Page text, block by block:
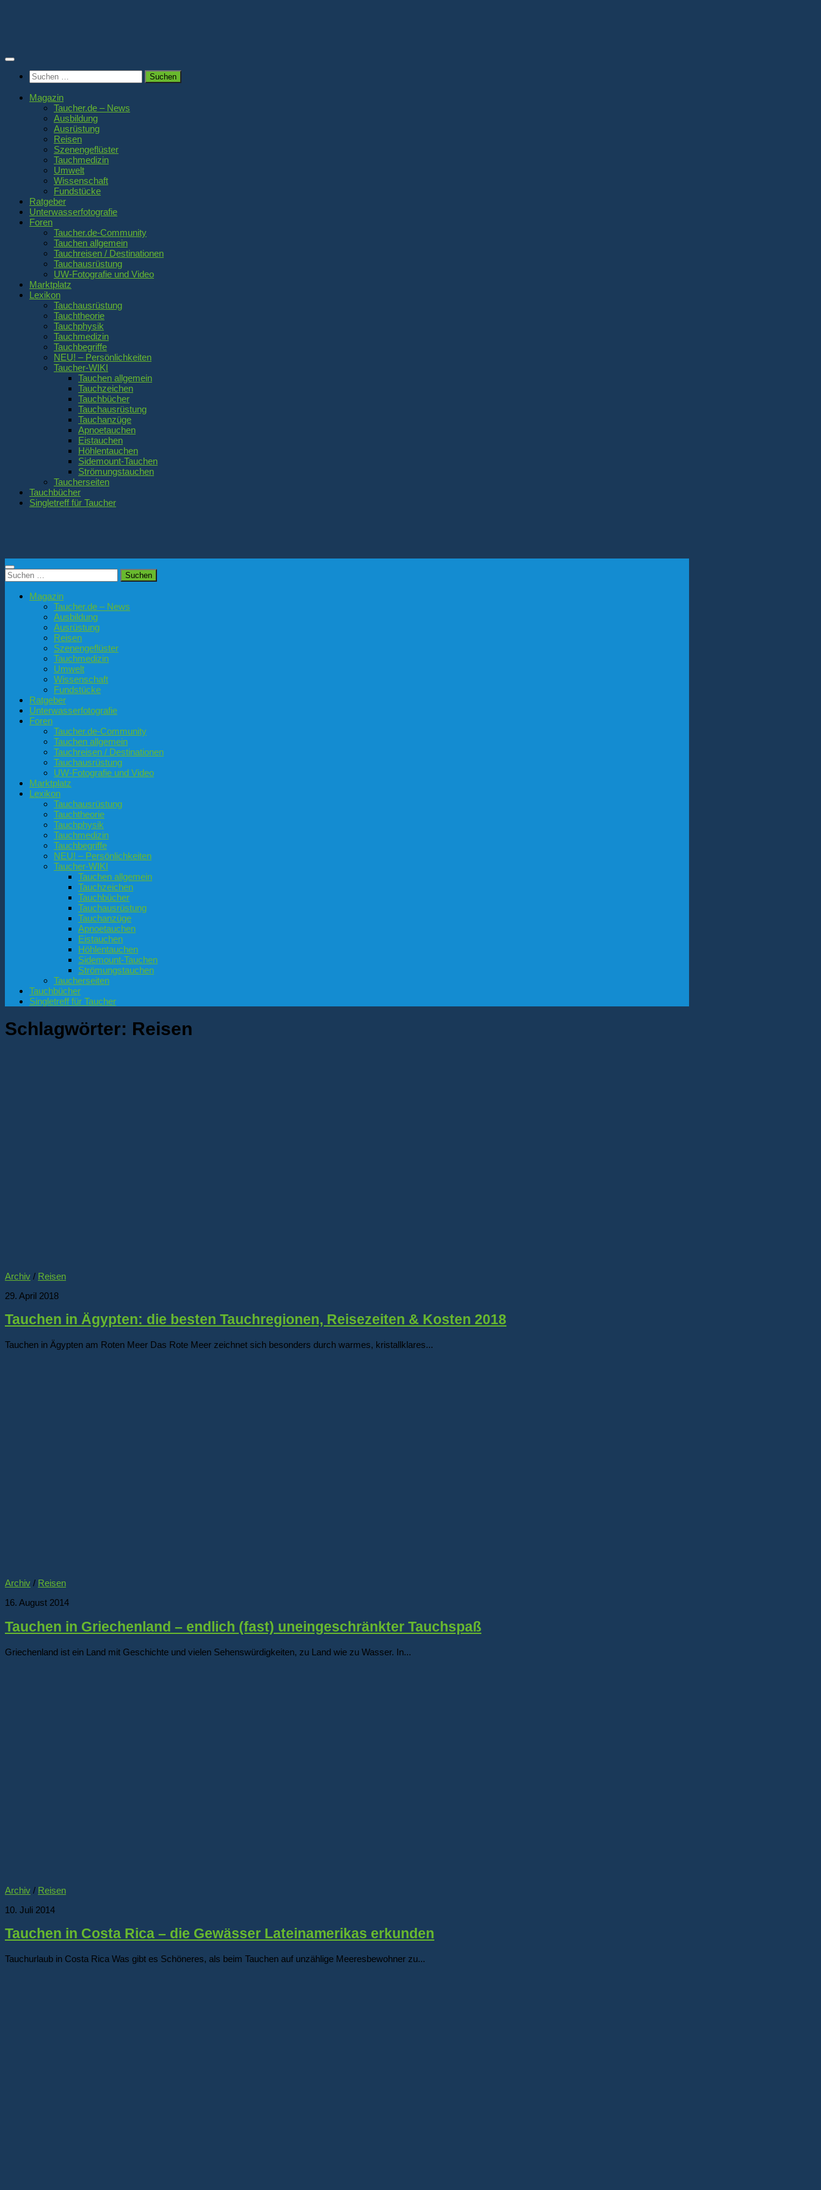
Suchen
nach:
Magazin
Taucher.de – News
Ausbildung
Ausrüstung
Reisen
Szenengeflüster
Tauchmedizin
Umwelt
Wissenschaft
Fundstücke
Ratgeber
Unterwasserfotografie
Foren
Taucher.de-Community
Tauchen allgemein
Tauchreisen / Destinationen
Tauchausrüstung
UW-Fotografie und Video
Marktplatz
Lexikon
Tauchausrüstung
Tauchtheorie
Tauchphysik
Tauchmedizin
Tauchbegriffe
NEU! – Persönlichkeiten
Taucher-WIKI
Tauchen allgemein
Tauchzeichen
Tauchbücher
Tauchausrüstung
Tauchanzüge
Apnoetauchen
Eistauchen
Höhlentauchen
Sidemount-Tauchen
Strömungstauchen
Taucherseiten
Tauchbücher
Singletreff für Taucher
Suchen
nach:
Magazin
Taucher.de – News
Ausbildung
Ausrüstung
Reisen
Szenengeflüster
Tauchmedizin
Umwelt
Wissenschaft
Fundstücke
Ratgeber
Unterwasserfotografie
Foren
Taucher.de-Community
Tauchen allgemein
Tauchreisen / Destinationen
Tauchausrüstung
UW-Fotografie und Video
Marktplatz
Lexikon
Tauchausrüstung
Tauchtheorie
Tauchphysik
Tauchmedizin
Tauchbegriffe
NEU! – Persönlichkeiten
Taucher-WIKI
Tauchen allgemein
Tauchzeichen
Tauchbücher
Tauchausrüstung
Tauchanzüge
Apnoetauchen
Eistauchen
Höhlentauchen
Sidemount-Tauchen
Strömungstauchen
Taucherseiten
Tauchbücher
Singletreff für Taucher
Schlagwörter: Reisen
Archiv / Reisen
29. April 2018
Tauchen in Ägypten: die besten Tauchregionen, Reisezeiten & Kosten 2018
Tauchen in Ägypten am Roten Meer Das Rote Meer zeichnet sich besonders durch warmes, kristallklares...
Archiv / Reisen
16. August 2014
Tauchen in Griechenland – endlich (fast) uneingeschränkter Tauchspaß
Griechenland ist ein Land mit Geschichte und vielen Sehenswürdigkeiten, zu Land wie zu Wasser. In...
Archiv / Reisen
10. Juli 2014
Tauchen in Costa Rica – die Gewässer Lateinamerikas erkunden
Tauchurlaub in Costa Rica Was gibt es Schöneres, als beim Tauchen auf unzählige Meeresbewohner zu...